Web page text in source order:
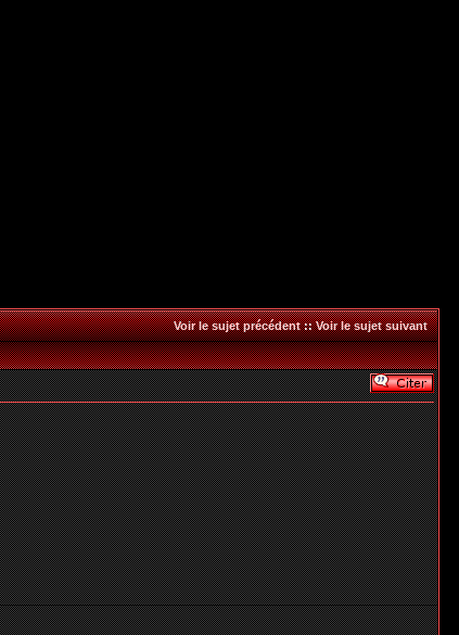
Voir le sujet précédent::Voir le sujet suivant